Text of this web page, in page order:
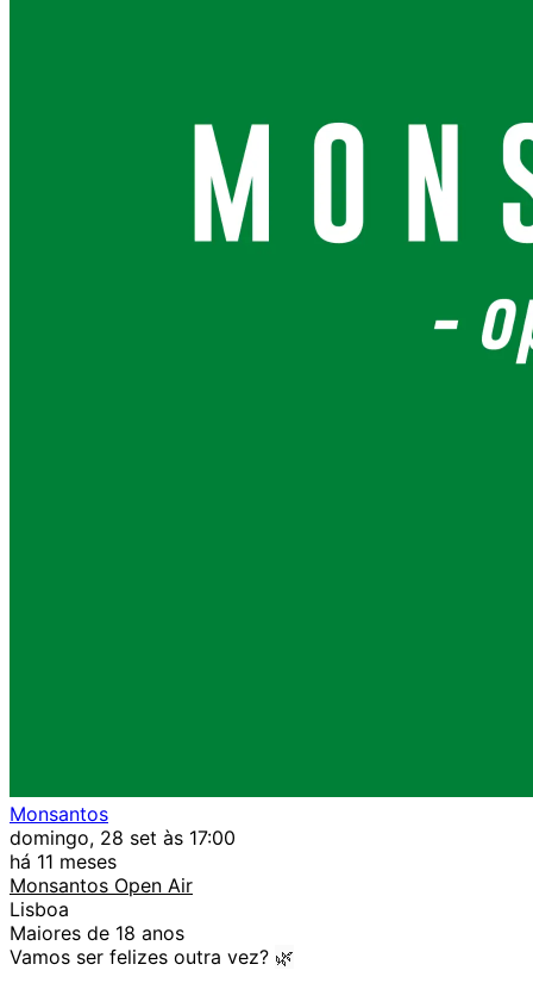
Monsantos
domingo, 28 set às 17:00
há 11 meses
Monsantos Open Air
Lisboa
Maiores de 18 anos
Vamos ser felizes outra vez? 🌿